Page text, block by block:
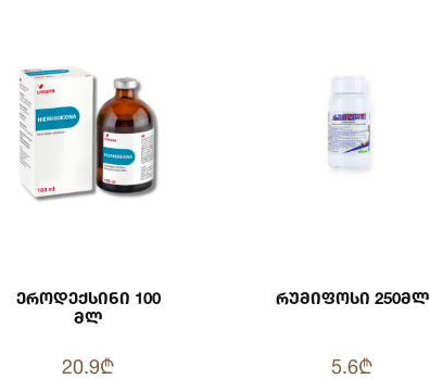
Ეროდექსინი 100
Მლ
20.9₾
Რუმიფოსი 250მლ
5.6₾